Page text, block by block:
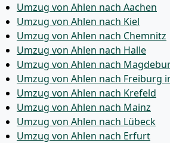
Umzug von Ahlen nach Aachen
Umzug von Ahlen nach Kiel
Umzug von Ahlen nach Chemnitz
Umzug von Ahlen nach Halle
Umzug von Ahlen nach
Umzug von Ahlen nach Freiburg
Umzug von Ahlen nach Krefeld
Umzug von Ahlen nach Mainz
Umzug von Ahlen nach Lübeck
Umzug von Ahlen nach Erfurt